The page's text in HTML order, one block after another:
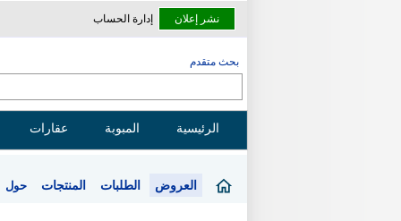
نشر إعلان إدارة الحساب
بحث متقدم
الرئيسية المبوبة عقارات
العروض الطلبات المنتجات حول